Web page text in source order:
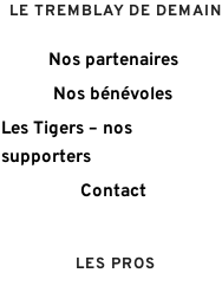
LES PROS
LE TREMBLAY DE DEMAIN
Nos partenaires
Nos bénévoles
Les Tigers – nos
supporters
Contact